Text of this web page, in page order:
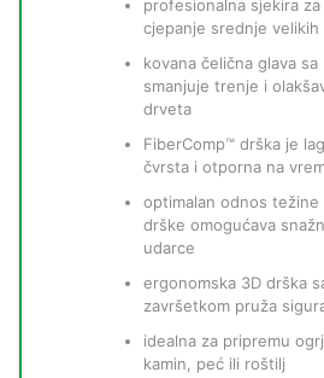
profesionalna sjekira
cjepanje srednje velikih
kovana čelična glava sa
smanjuje trenje i
drveta
FiberComp™ drška je
čvrsta i otporna na
optimalan odnos težine
drške omogućava
udarce
ergonomska 3D drška
završetkom pruža
idealna za pripremu
kamin, peć ili roštilj